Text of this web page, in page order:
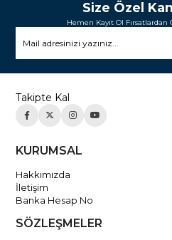
Size Özel
Hemen Kayıt Ol Fırsatlardan
Takipte Kal
KURUMSAL
Hakkımızda
İletişim
Banka Hesap No
SÖZLEŞMELER